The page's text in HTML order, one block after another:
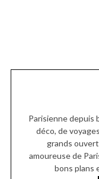
Parisienne depuis
déco, de
grands
amoureuse de
bons plans